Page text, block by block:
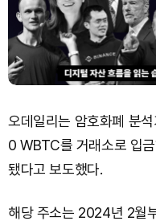
오데일리는 암호화폐 분
0 WBTC를 거래소로 입
됐다고 보도했다.
해당 주소는 2024년 2월